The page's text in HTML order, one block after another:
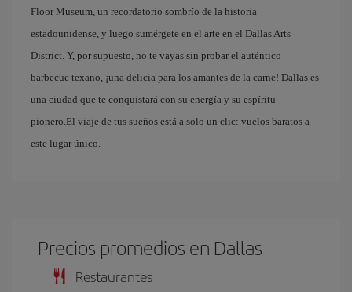
Floor Museum, un recordatorio sombrío de la historia
estadounidense, y luego sumérgete en el arte en el Dallas Arts
District. Y, por supuesto, no te vayas sin probar el auténtico
barbecue texano, ¡una delicia para los amantes de la carne! Dallas es
una ciudad que te conquistará con su energía y su espíritu
pionero.El viaje de tus sueños está a solo un clic: vuelos baratos a
este lugar único.
Precios promedios en Dallas
Restaurantes